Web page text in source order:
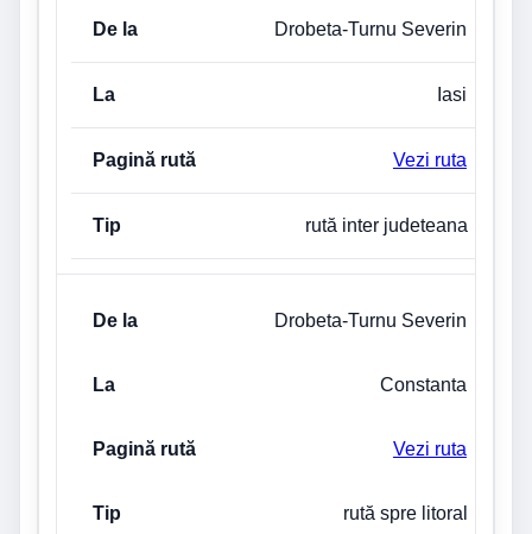
Drobeta-Turnu Severin
Iasi
Vezi ruta
rută inter judeteana
Drobeta-Turnu Severin
Constanta
Vezi ruta
rută spre litoral